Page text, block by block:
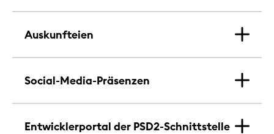
Auskunfteien
Social-Media-Präsenzen
Entwicklerportal der PSD2-Schnittstelle